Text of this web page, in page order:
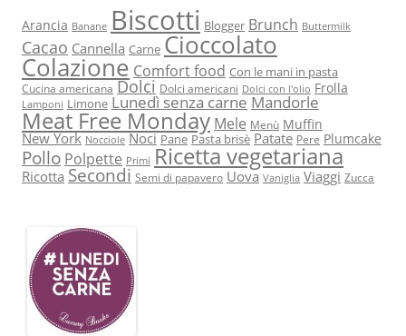
Arancia Banane Biscotti Blogger Brunch Buttermilk
Cacao Cannella Carne Cioccolato
Colazione Comfort food Con le mani in pasta
Cucina americana Dolci Dolci americani Dolci con l'olio Frolla
Lamponi Limone Lunedì senza carne Mandorle
Meat Free Monday Mele Menù Muffin
New York Nocciole Noci Pane Pasta brisè Patate Pere Plumcake
Pollo Polpette Primi Ricetta vegetariana
Ricotta Secondi Semi di papavero Uova Vaniglia Viaggi Zucca